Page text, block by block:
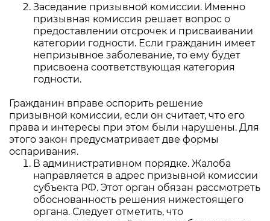
Заседание призывной комиссии. Именно
призывная комиссия решает вопрос о
предоставлении отсрочек и присваивании
категории годности. Если гражданин имеет
непризывное заболевание, то ему будет
присвоена соответствующая категория
годности.
Гражданин вправе оспорить решение
призывной комиссии, если он считает, что его
права и интересы при этом были нарушены. Для
этого закон предусматривает две формы
оспаривания.
В административном порядке. Жалоба
направляется в адрес призывной комиссии
субъекта РФ. Этот орган обязан рассмотреть
обоснованность решения нижестоящего
органа. Следует отметить, что